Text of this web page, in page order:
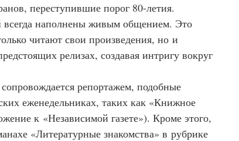
переступившие порог 80-летия.
наполнены живым общением. Это
читают свои произведения, но и
релизах, создавая интригу вокруг
репортажем, подобные
еженедельниках, таких как «Книжное
к «Независимой газете»). Кроме этого,
«Литературные знакомства» в рубрике